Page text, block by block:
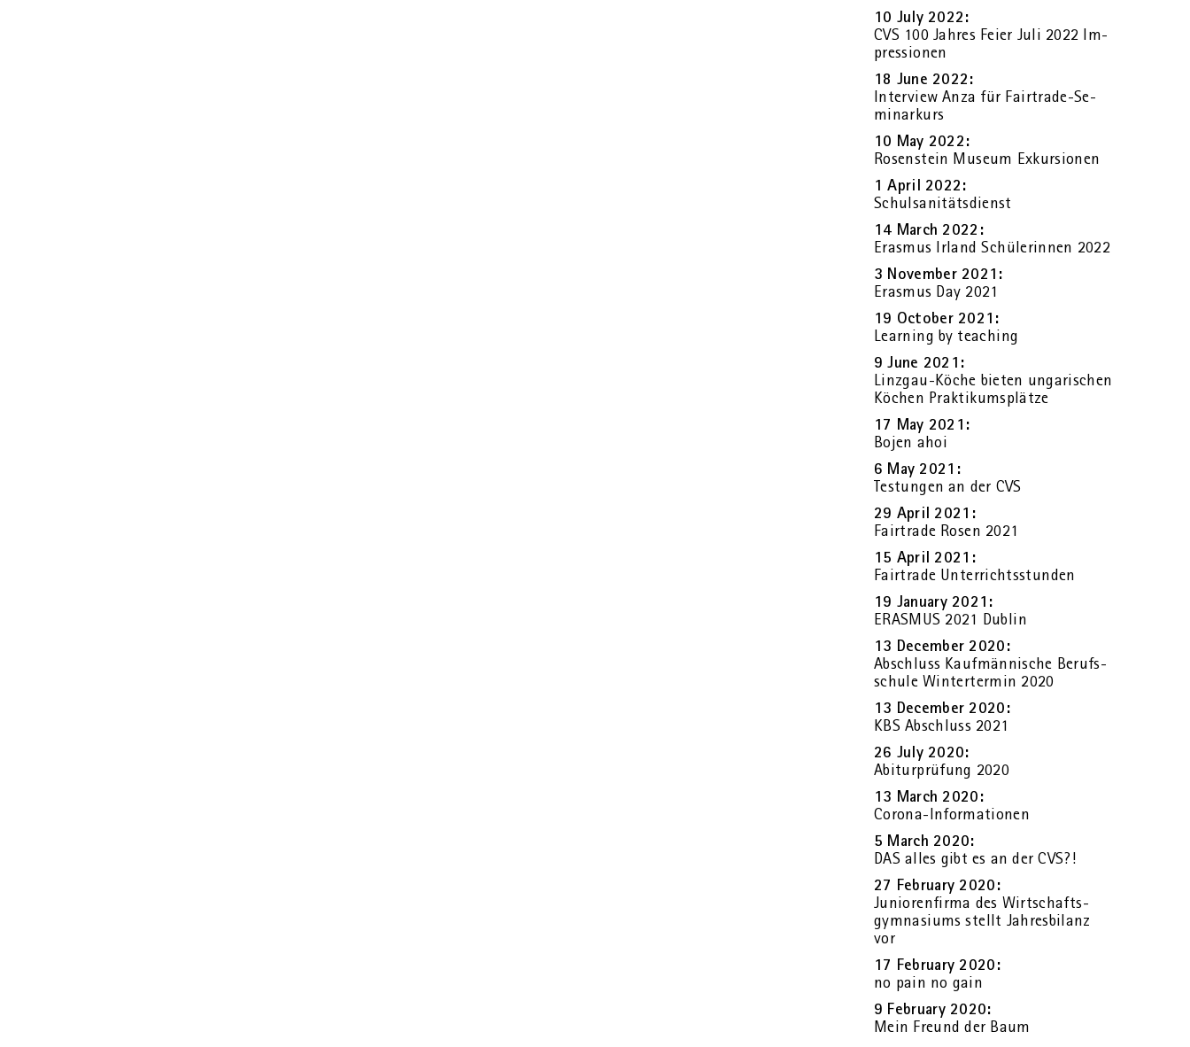
10 July 2022:
CVS 100 Jah­res Feier Juli 2022 Im­
pres­sio­nen
18 June 2022:
In­ter­view Anza für Fair­tra­de-Se­
mi­nar­kurs
10 May 2022:
Ro­sen­stein Mu­se­um Ex­kur­sio­nen
1 April 2022:
Schul­sa­ni­täts­dienst
14 March 2022:
Eras­mus Ir­land Schü­le­rin­nen 2022
3 No­vem­ber 2021:
Eras­mus Day 2021
19 Oc­to­ber 2021:
Lear­ning by tea­ching
9 June 2021:
Linz­gau-Köche bie­ten un­ga­ri­schen
Kö­chen Prak­ti­kums­plät­ze
17 May 2021:
Bojen ahoi
6 May 2021:
Testun­gen an der CVS
29 April 2021:
Fair­tra­de Rosen 2021
15 April 2021:
Fair­tra­de Un­ter­richts­stun­den
19 Ja­nu­ary 2021:
ERAS­MUS 2021 Dub­lin
13 Decem­ber 2020:
Ab­schluss Kauf­män­ni­sche Be­rufs­
schu­le Win­ter­ter­min 2020
13 Decem­ber 2020:
KBS Ab­schluss 2021
26 July 2020:
Ab­itur­prü­fung 2020
13 March 2020:
Co­ro­na-In­for­ma­tio­nen
5 March 2020:
DAS alles gibt es an der CVS?!
27 Fe­bru­ary 2020:
Ju­nio­ren­fir­ma des Wirt­schafts­
gym­na­si­ums stellt Jah­res­bi­lanz
vor
17 Fe­bru­ary 2020:
no pain no gain
9 Fe­bru­ary 2020:
Mein Freund der Baum